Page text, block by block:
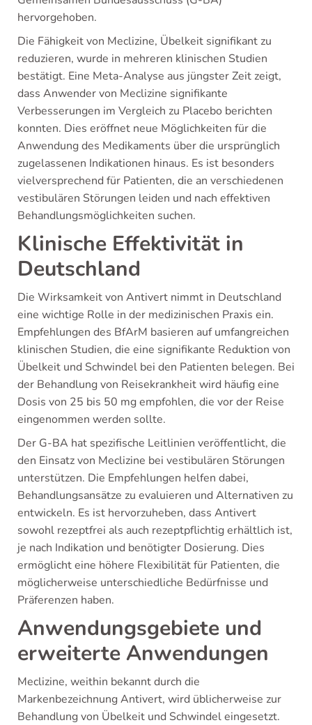
hervorgehoben.
Die Fähigkeit von Meclizine, Übelkeit signifikant zu
reduzieren, wurde in mehreren klinischen Studien
bestätigt. Eine Meta-Analyse aus jüngster Zeit zeigt,
dass Anwender von Meclizine signifikante
Verbesserungen im Vergleich zu Placebo berichten
konnten. Dies eröffnet neue Möglichkeiten für die
Anwendung des Medikaments über die ursprünglich
zugelassenen Indikationen hinaus. Es ist besonders
vielversprechend für Patienten, die an verschiedenen
vestibulären Störungen leiden und nach effektiven
Behandlungsmöglichkeiten suchen.
Klinische Effektivität in
Deutschland
Die Wirksamkeit von Antivert nimmt in Deutschland
eine wichtige Rolle in der medizinischen Praxis ein.
Empfehlungen des BfArM basieren auf umfangreichen
klinischen Studien, die eine signifikante Reduktion von
Übelkeit und Schwindel bei den Patienten belegen. Bei
der Behandlung von Reisekrankheit wird häufig eine
Dosis von 25 bis 50 mg empfohlen, die vor der Reise
eingenommen werden sollte.
Der G-BA hat spezifische Leitlinien veröffentlicht, die
den Einsatz von Meclizine bei vestibulären Störungen
unterstützen. Die Empfehlungen helfen dabei,
Behandlungsansätze zu evaluieren und Alternativen zu
entwickeln. Es ist hervorzuheben, dass Antivert
sowohl rezeptfrei als auch rezeptpflichtig erhältlich ist,
je nach Indikation und benötigter Dosierung. Dies
ermöglicht eine höhere Flexibilität für Patienten, die
möglicherweise unterschiedliche Bedürfnisse und
Präferenzen haben.
Anwendungsgebiete und
erweiterte Anwendungen
Meclizine, weithin bekannt durch die
Markenbezeichnung Antivert, wird üblicherweise zur
Behandlung von Übelkeit und Schwindel eingesetzt.